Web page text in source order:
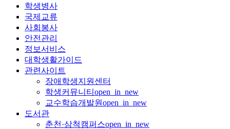
학생병사
국제교류
사회봉사
안전관리
정보서비스
대학생활가이드
관련사이트
장애학생지원센터
학생커뮤니티 open_in_new
교수학습개발원open_in_new
도서관
춘천·삼척캠퍼스open_in_new